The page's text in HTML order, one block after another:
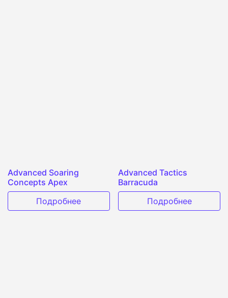
Advanced Soaring
Concepts Apex
Подробнее
Advanced Tactics
Barracuda
Подробнее